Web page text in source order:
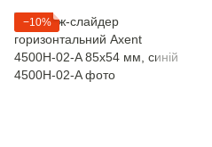
−10%